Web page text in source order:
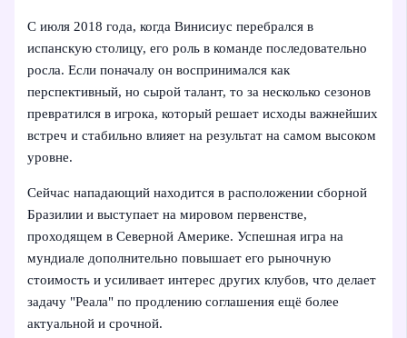
С июля 2018 года, когда Винисиус перебрался в
испанскую столицу, его роль в команде последовательно
росла. Если поначалу он воспринимался как
перспективный, но сырой талант, то за несколько сезонов
превратился в игрока, который решает исходы важнейших
встреч и стабильно влияет на результат на самом высоком
уровне.
Сейчас нападающий находится в расположении сборной
Бразилии и выступает на мировом первенстве,
проходящем в Северной Америке. Успешная игра на
мундиале дополнительно повышает его рыночную
стоимость и усиливает интерес других клубов, что делает
задачу "Реала" по продлению соглашения ещё более
актуальной и срочной.